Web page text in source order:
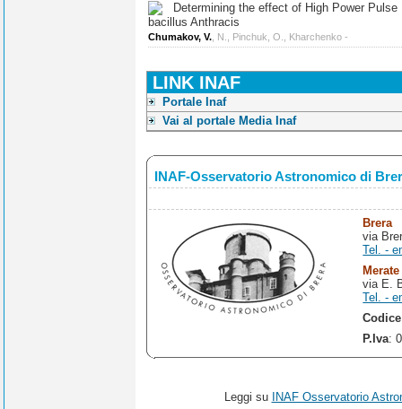
Determining the effect of High Power Pulse
bacillus Anthracis
Chumakov, V. , N., Pinchuk, O., Kharchenko -
LINK INAF
Portale Inaf
Vai al portale Media Inaf
INAF-Osservatorio Astronomico di
Brera
via
Tel. -
Merate
via E.
Tel. -
P.Iva:
Leggi su INAF Osservatorio